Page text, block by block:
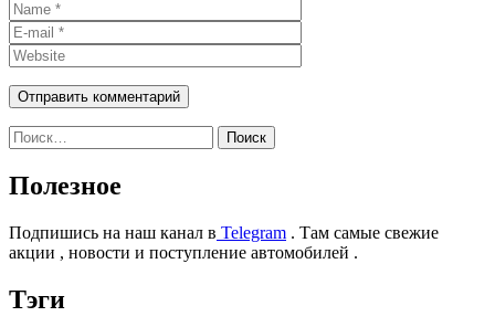
Найти:
Полезное
Подпишись на наш канал в Telegram . Там самые свежие
акции , новости и поступление автомобилей .
Тэги